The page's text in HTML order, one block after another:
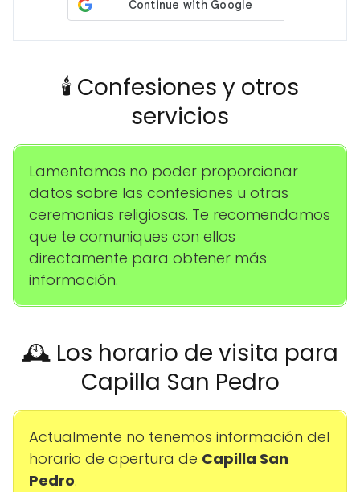
🕯️ Confesiones y otros
servicios
Lamentamos no poder proporcionar
datos sobre las confesiones u otras
ceremonias religiosas. Te recomendamos
que te comuniques con ellos
directamente para obtener más
información.
🕰️ Los horario de visita para
Capilla San Pedro
Actualmente no tenemos información del
horario de apertura de Capilla San
Pedro.